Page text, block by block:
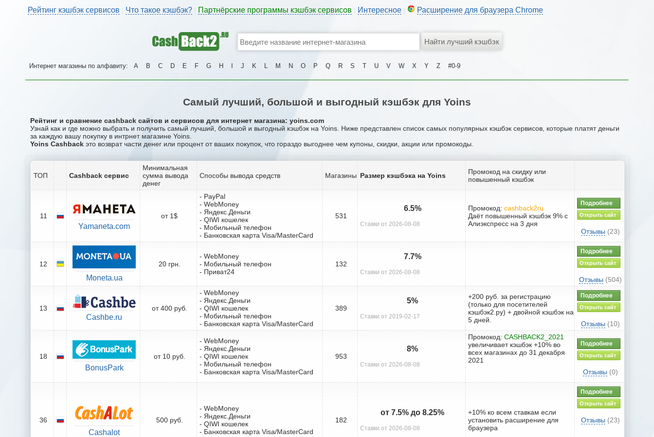
Рейтинг кэшбэк сервисов Что такое кэшбэк? Партнёрские программы кэшбэк сервисов Интересное Расширение для браузера Chrome
Интернет магазины по алфавиту: A B C D E F G H J K L M N O P Q R S T U V W X Y Z #0-9
Самый лучший, большой и выгодный кэшбэк для Yoins
Рейтинг и сравнение cashback сайтов и сервисов для интернет магазина: yoins.com
Узнай как и где можно выбрать и получить самый лучший, большой и выгодный кэшбэк на Yoins. Ниже представлен список самых популярных кэшбэк сервисов, которые платят деньги
за каждую вашу покупку в интрнет магазине Yoins.
Yoins Cashback это возврат части денег или процент от ваших покупок, что гораздо выгоднее чем купоны, скидки, акции или промокоды.
ТОП Cashback сервис
Минимальная
сумма вывода
денег
Способы вывода средств Магазины Размер кэшбэка на Yoins
Промокод на скидку или
повышенный кэшбэк
11
Yamaneta.com
от 1$
- PayPal
- WebMoney
- Яндекс.Деньги
- QIWI кошелек
- Мобильный телефон
- Банковская карта Visa/MasterCard
531
6.5%
Ставки от 2026-08-08
Промокод: cashback2ru
Даёт повышенный кэшбэк 9% с
Алиэкспресс на 3 дня
Подробнее
Открыть сайт
Отзывы (23)
12
Moneta.ua
20 грн.
- WebMoney
- Мобильный телефон
- Приват24
132
7.7%
Ставки от 2026-08-08
Подробнее
Открыть сайт
Отзывы (504)
13
Cashbe.ru
от 400 руб.
- WebMoney
- Яндекс.Деньги
- QIWI кошелек
- Мобильный телефон
- Банковская карта Visa/MasterCard
389
5%
Ставки от 2019-02-17
+200 руб. за регистрацию
(только для посетителей
кэшбэк2.ру) + двойной кэшбэк на
5 дней.
Подробнее
Открыть сайт
Отзывы (10)
18
BonusPark
от 10 руб.
- WebMoney
- Яндекс.Деньги
- QIWI кошелек
- Мобильный телефон
- Банковская карта Visa/MasterCard
953
8%
Ставки от 2026-08-08
Промокод: CASHBACK2_2021
увеличивает кэшбэк +10% во
всех магазинах до 31 декабря
2021
Подробнее
Открыть сайт
Отзывы (0)
36
Cashalot
500 руб.
- WebMoney
- Яндекс.Деньги
- QIWI кошелек
- Банковская карта Visa/MasterCard
182
от 7.5% до 8.25%
Ставки от 2026-08-08
+10% ко всем ставкам если
установить расширение для
браузера
Подробнее
Открыть сайт
Отзывы (23)